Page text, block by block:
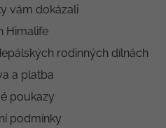
vám dokázali
Himalife
rodinných dílnách
a platba
poukazy
podmínky